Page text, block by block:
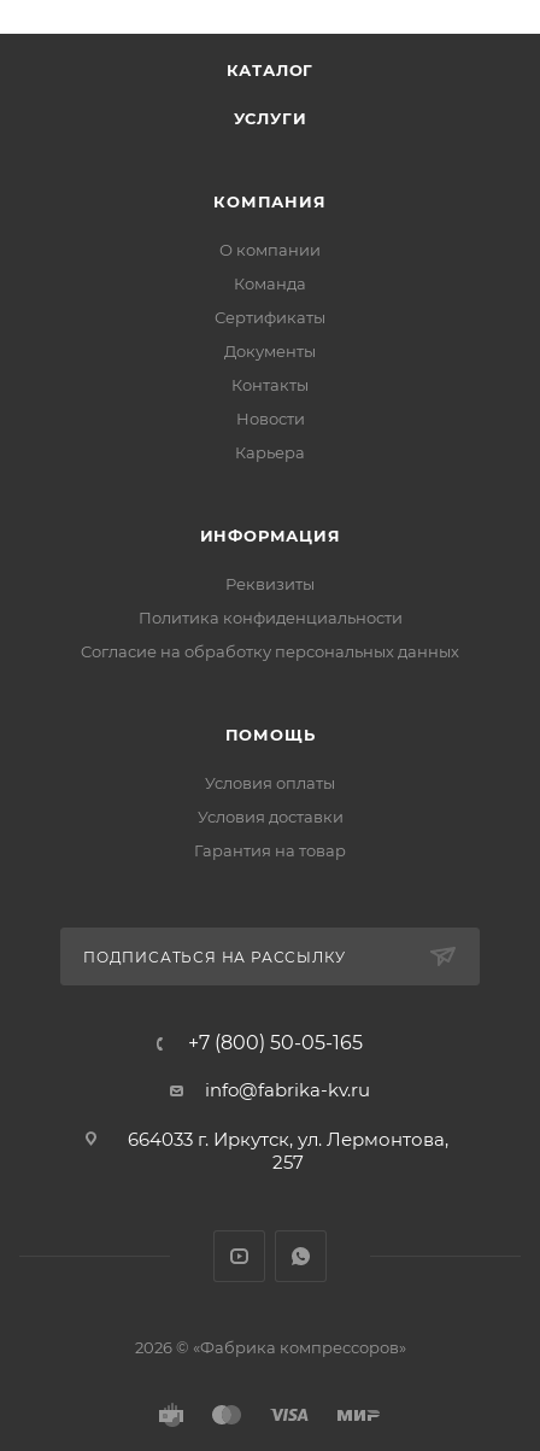
КАТАЛОГ
УСЛУГИ
КОМПАНИЯ
О компании
Команда
Сертификаты
Документы
Контакты
Новости
Карьера
ИНФОРМАЦИЯ
Реквизиты
Политика конфиденциальности
Cогласие на обработку персональных данных
ПОМОЩЬ
Условия оплаты
Условия доставки
Гарантия на товар
ПОДПИСАТЬСЯ НА РАССЫЛКУ
+7 (800) 50-05-165
info@fabrika-kv.ru
664033 г. Иркутск, ул. Лермонтова,
257
2026 © «Фабрика компрессоров»